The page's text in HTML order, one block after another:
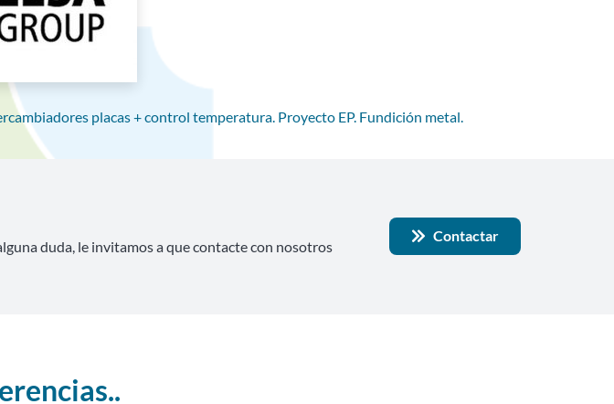
placas + control temperatura. Proyecto EP. Fundición metal.
duda, le invitamos a que contacte con nosotros
Contactar